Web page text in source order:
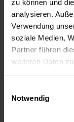
zu können und
analysieren.
Verwendung
soziale Medien,
Partner führen
weiteren Daten
Notwendig
Autor:in
Katharina Luft
Organisation